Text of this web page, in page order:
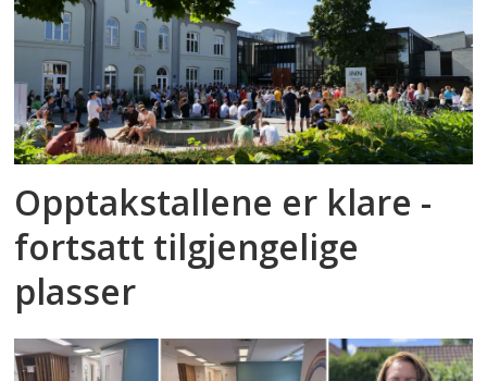
Opptakstallene er klare -
fortsatt tilgjengelige
plasser